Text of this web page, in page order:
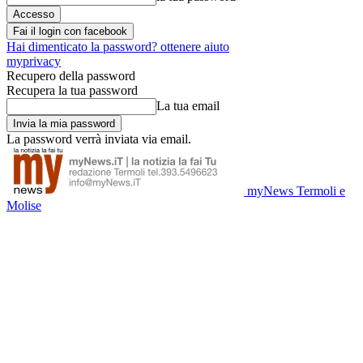
Fai il login con facebook
Hai dimenticato la password? ottenere aiuto
myprivacy
Recupero della password
Recupera la tua password
La tua email
La password verrà inviata via email.
myNews Termoli e
Molise